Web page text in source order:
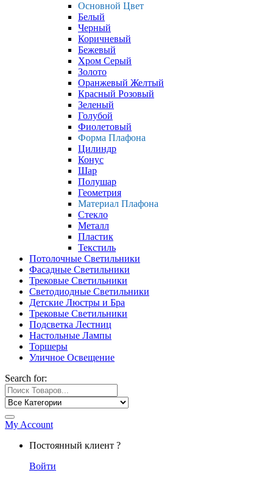
Основной Цвет
Белый
Черный
Коричневый
Бежевый
Хром Серый
Золото
Оранжевый Желтый
Красный Розовый
Зеленый
Голубой
Фиолетовый
Форма Плафона
Цилиндр
Конус
Шар
Полушар
Геометрия
Материал Плафона
Стекло
Металл
Пластик
Текстиль
Потолочные Светильники
Фасадные Светильники
Трековые Светильники
Светодиодные Светильники
Детские Люстры и Бра
Трековые Светильники
Подсветка Лестниц
Настольные Лампы
Торшеры
Уличное Освещение
Search for:
My Account
Постоянный клиент ?
Войти